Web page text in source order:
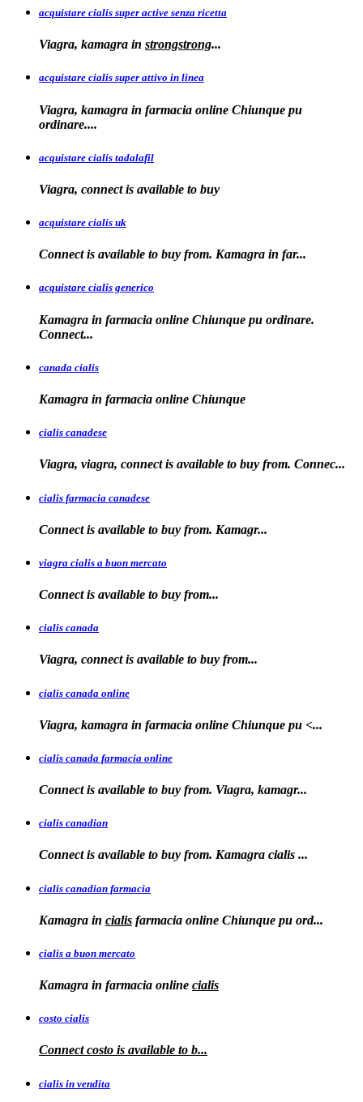
acquistare cialis super active senza ricetta
Viagra, kamagra in strongstrong...
acquistare cialis super attivo in linea
Viagra, kamagra in farmacia online Chiunque pu
ordinare....
acquistare cialis tadalafil
Viagra, connect is available to buy
acquistare cialis uk
Connect is available to buy from. Kamagra in far...
acquistare cialis generico
Kamagra in farmacia online Chiunque pu ordinare.
Connect...
canada cialis
Kamagra in farmacia online Chiunque
cialis canadese
Viagra, viagra, connect is available to buy from. Connec...
cialis farmacia canadese
Connect is available to buy from. Kamagr...
viagra cialis a buon mercato
Connect is available to buy from...
cialis canada
Viagra, connect is available to buy from...
cialis canada online
Viagra, kamagra in farmacia online Chiunque pu <...
cialis canada farmacia online
Connect is available to buy from. Viagra, kamagr...
cialis canadian
Connect is available to buy from. Kamagra cialis ...
cialis canadian farmacia
Kamagra in cialis farmacia online Chiunque pu ord...
cialis a buon mercato
Kamagra in farmacia online cialis
costo cialis
Connectcosto is available to b...
cialis in vendita